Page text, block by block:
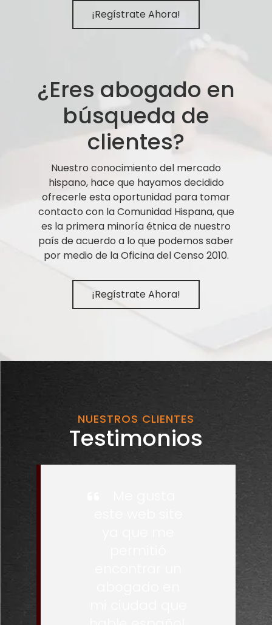
¡Regístrate Ahora!
¿Eres abogado en
búsqueda de
clientes?
Nuestro conocimiento del mercado
hispano, hace que hayamos decidido
ofrecerle esta oportunidad para tomar
contacto con la Comunidad Hispana, que
es la primera minoría étnica de nuestro
país de acuerdo a lo que podemos saber
por medio de la Oficina del Censo 2010.
¡Regístrate Ahora!
NUESTROS CLIENTES
Testimonios